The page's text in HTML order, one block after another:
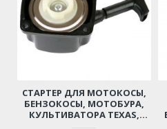
СТАРТЕР ДЛЯ МОТОКОСЫ,
БЕНЗОКОСЫ, МОТОБУРА,
КУЛЬТИВАТОРА TEXAS,